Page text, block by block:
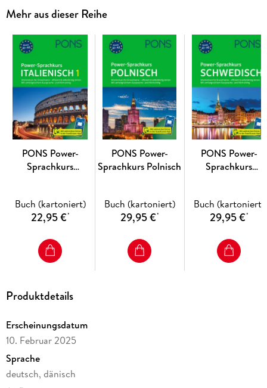
Ihr Vorteil:Alles, was Sie zum Lernen brauchen, finden Sie
Hörtexte und zahlreiche Übungenzum Sprechen, Hören
und Schreiben führen Sie schnell zum Ziel.
Alle Zusatzmaterialien (Audios und PDFs)
finden Sie ganz
praktisch Seite für Seite in derScan2Learn-App!
Niveau A1-A2: Erste bis elementare Grundkenntnisse
Mehr aus dieser Reihe
PONS Power-
Sprachkurs
Buch (kartoniert)
22,95 €*
PONS Power-
Sprachkurs Polnisch
Buch (kartoniert)
29,95 €*
PONS Power-
Sprachkurs
Buch (kartoniert)
29,95 €*
Produktdetails
Erscheinungsdatum
10. Februar 2025
Sprache
deutsch, dänisch